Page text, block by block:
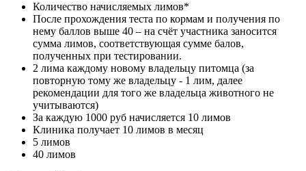
Количество начисляемых лимов*
После прохождения теста по кормам и получения по
нему баллов выше 40 – на счёт участника заносится
сумма лимов, соответствующая сумме балов,
полученных при тестировании.
2 лима каждому новому владельцу питомца (за
повторную тому же владельцу - 1 лим, далее
рекомендации для того же владельца животного не
учитываются)
За каждую 1000 руб начисляется 10 лимов
Клиника получает 10 лимов в месяц
5 лимов
40 лимов